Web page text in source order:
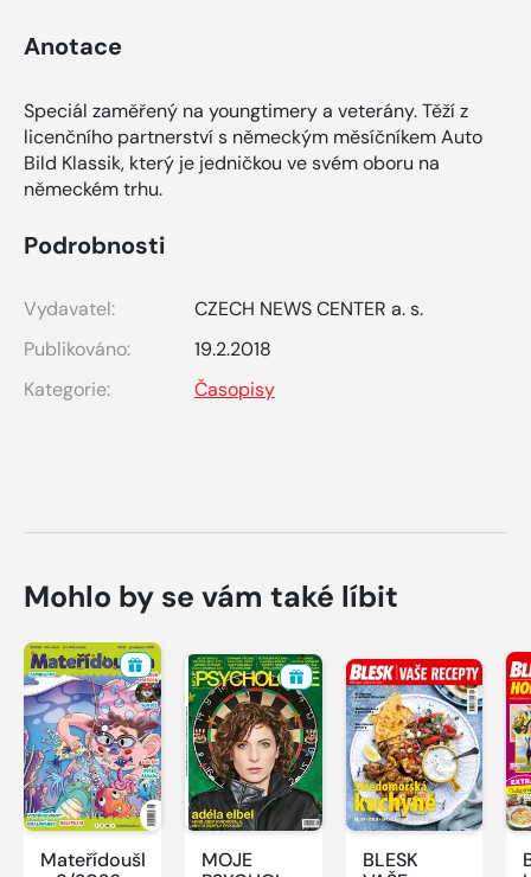
Anotace
Speciál zaměřený na youngtimery a veterány. Těží z
licenčního partnerství s německým měsíčníkem Auto
Bild Klassik, který je jedničkou ve svém oboru na
německém trhu.
Podrobnosti
Vydavatel:
CZECH NEWS CENTER a. s.
Publikováno:
19.2.2018
Kategorie:
Časopisy
Mohlo by se vám také líbit
Mateřídouška
MOJE
BLESK